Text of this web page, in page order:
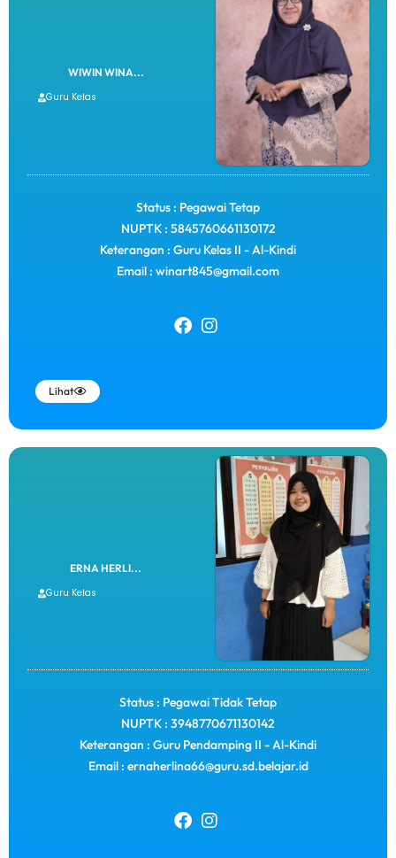
WIWIN WINA...
Guru Kelas
Status : Pegawai Tetap
NUPTK : 5845760661130172
Keterangan : Guru Kelas II - Al-Kindi
Email : winart845@gmail.com
Lihat
ERNA HERLI...
Guru Kelas
Status : Pegawai Tidak Tetap
NUPTK : 3948770671130142
Keterangan : Guru Pendamping II - Al-Kindi
Email : ernaherlina66@guru.sd.belajar.id